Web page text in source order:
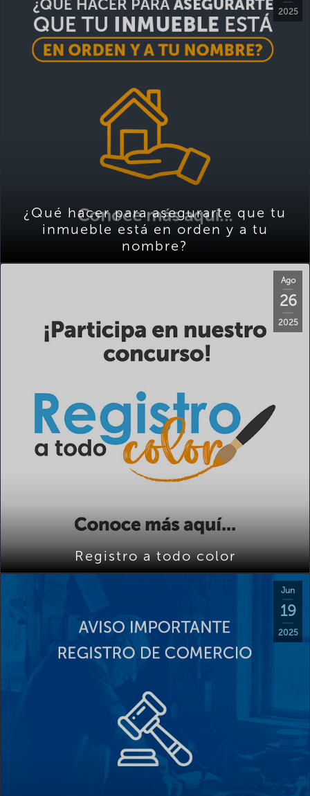
2025
¿Qué hacer para asegurarte que tu
inmueble está en orden y a tu
nombre?
Ago
26
2025
Registro a todo color
Jun
19
2025